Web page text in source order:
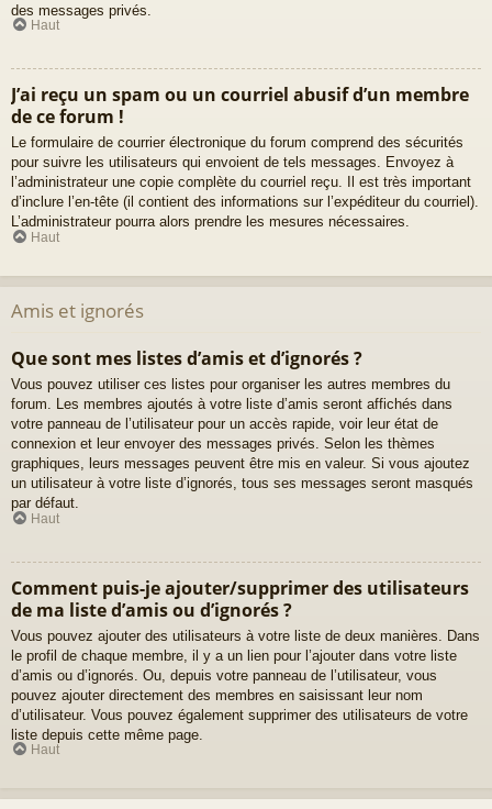
des messages privés.
Haut
J’ai reçu un spam ou un courriel abusif d’un membre
de ce forum !
Le formulaire de courrier électronique du forum comprend des sécurités
pour suivre les utilisateurs qui envoient de tels messages. Envoyez à
l’administrateur une copie complète du courriel reçu. Il est très important
d’inclure l’en-tête (il contient des informations sur l’expéditeur du courriel).
L’administrateur pourra alors prendre les mesures nécessaires.
Haut
Amis et ignorés
Que sont mes listes d’amis et d’ignorés ?
Vous pouvez utiliser ces listes pour organiser les autres membres du
forum. Les membres ajoutés à votre liste d’amis seront affichés dans
votre panneau de l’utilisateur pour un accès rapide, voir leur état de
connexion et leur envoyer des messages privés. Selon les thèmes
graphiques, leurs messages peuvent être mis en valeur. Si vous ajoutez
un utilisateur à votre liste d’ignorés, tous ses messages seront masqués
par défaut.
Haut
Comment puis-je ajouter/supprimer des utilisateurs
de ma liste d’amis ou d’ignorés ?
Vous pouvez ajouter des utilisateurs à votre liste de deux manières. Dans
le profil de chaque membre, il y a un lien pour l’ajouter dans votre liste
d’amis ou d’ignorés. Ou, depuis votre panneau de l’utilisateur, vous
pouvez ajouter directement des membres en saisissant leur nom
d’utilisateur. Vous pouvez également supprimer des utilisateurs de votre
liste depuis cette même page.
Haut